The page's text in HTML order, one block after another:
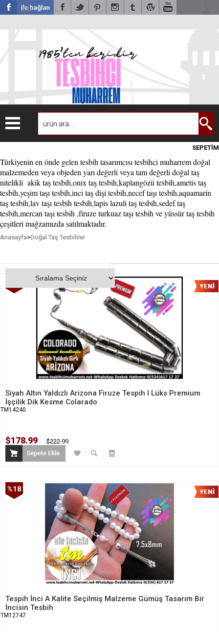
USD
SEPETİM
Türkiyenin en önde gelen tesbih tasarımcısı tesbihci muharrem doğal
malzemeden veya objeden yarı değerli veya tam değerli doğal taş
nitelikli akik taş tesbih,onix taş tesbih,kaplangözü tesbih,ametis taş
tesbih,yeşim taşı tesbih,inci taş dişi tesbih,necef taşı tesbih,aquamarin
taş tesbih,lav taşı tesbih tesbih,lapis lazuli taş tesbih,sedef taş
tesbih,mercan taşı tesbih ,firuze turkuaz taşı tesbih ve yüssür taş tesbih
çeşitleri mağzamızda satılmaktadır.
Anasayfa>Doğal Taş Tesbihler
Siyah Altın Yaldızlı Arizona Firuze Tespih I Lüks Premium
İşçilik Dik Kesme Colarado
TM14240
$178.99 $222.99
Tespih İnci A Kalite Seçilmiş Malzeme Gümüş Tasarım Bir
İncisin Tesbih
TM12747
%18